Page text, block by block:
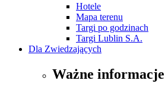
Hotele
Mapa terenu
Targi po godzinach
Targi Lublin S.A.
Dla Zwiedzających
Ważne informacje